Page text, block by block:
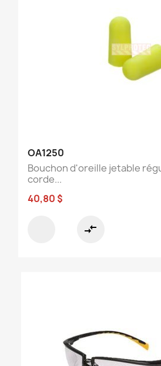
OA1250
Bouchon d'oreille jetable
corde...
40,80 $
compare_arrows